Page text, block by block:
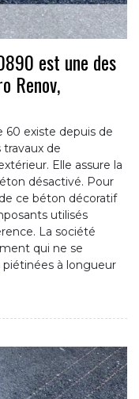
est une des
Renov,
60 existe depuis de
de
Elle assure la
désactivé. Pour
ce béton décoratif
utilisés
La société
qui ne se
à longueur